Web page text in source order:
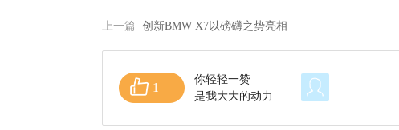
上一篇 创新BMW X7以磅礴之势亮相
1
你轻轻一赞
是我大大的动力